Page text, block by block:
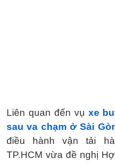
Liên quan đến vụ xe
sau va chạm ở Sài
điều hành vận tải
TP.HCM vừa đề nghị